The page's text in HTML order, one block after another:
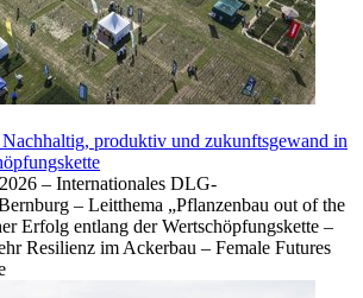
produktiv und zukunftsgewand in
– Internationales DLG-
– Leitthema „Pflanzenbau out of the
Erfolg entlang der Wertschöpfungskette –
Resilienz im Ackerbau – Female Futures